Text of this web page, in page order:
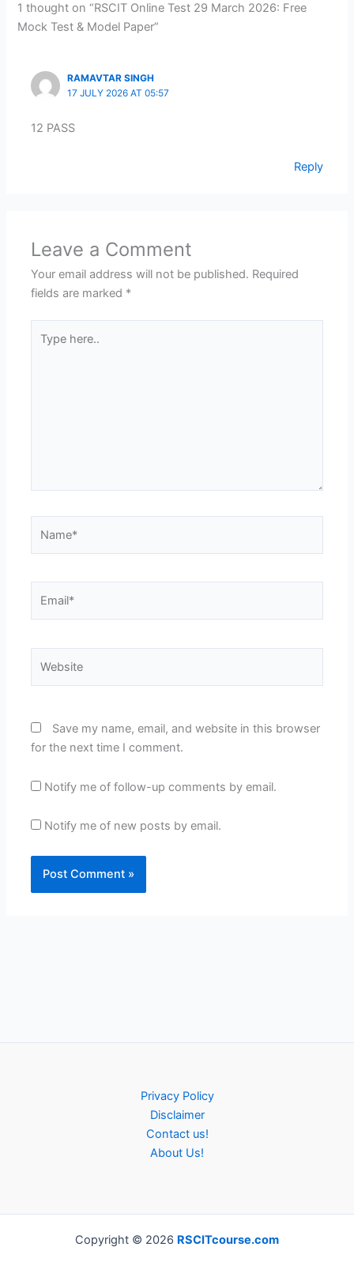
1 thought on “RSCIT Online Test 29 March 2026: Free
Mock Test & Model Paper”
RAMAVTAR SINGH
17 JULY 2026 AT 05:57
12 PASS
Reply
Leave a Comment
Your email address will not be published. Required
fields are marked *
here..
Save my name, email, and website in this browser
for the next time I comment.
Notify me of follow-up comments by email.
Notify me of new posts by email.
Privacy Policy
Disclaimer
Contact us!
About Us!
Copyright © 2026 RSCITcourse.com